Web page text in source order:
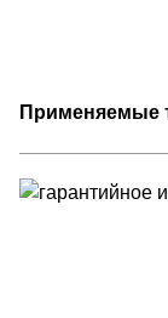
Применяемые